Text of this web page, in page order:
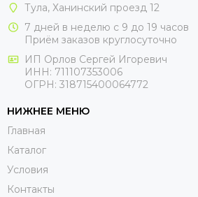
Тула, Ханинский проезд 12
7 дней в неделю с 9 до 19 часов
Приём заказов круглосуточно
ИП Орлов Сергей Игоревич
ИНН: 711107353006
ОГРН: 318715400064772
НИЖНЕЕ МЕНЮ
Главная
Каталог
Условия
Контакты